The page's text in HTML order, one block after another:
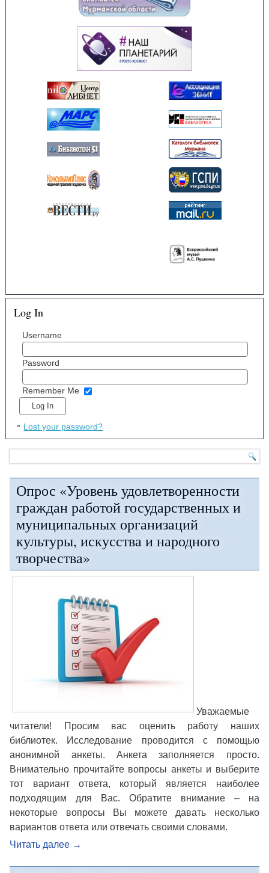
Log In
Username
Password
Remember Me
Lost your password?
Опрос «Уровень удовлетворенности
граждан работой государственных и
муниципальных организаций
культуры, искусства и народного
творчества»
Уважаемые
читатели! Просим вас оценить работу наших
библиотек. Исследование проводится с помощью
анонимной анкеты. Анкета заполняется просто.
Внимательно прочитайте вопросы анкеты и выберите
тот вариант ответа, который является наиболее
подходящим для Вас. Обратите внимание – на
некоторые вопросы Вы можете давать несколько
вариантов ответа или отвечать своими словами.
Читать далее →